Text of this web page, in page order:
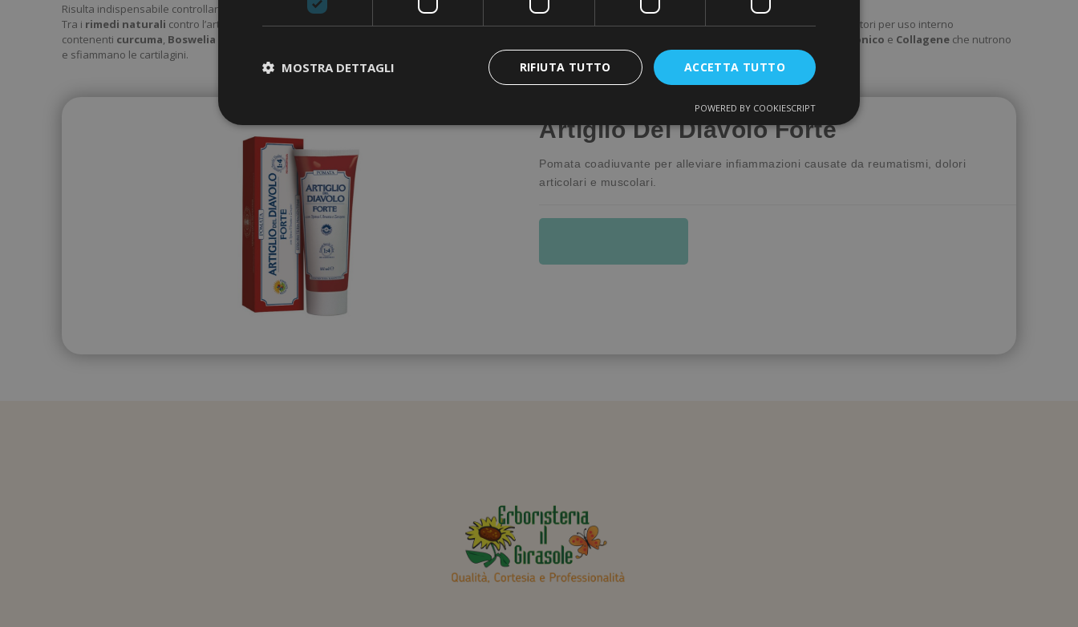
Risulta indispensabile controllare il proprio peso, in quanto i chili in eccesso gravano sulle ossa, aggravando la situazione.
Tra i rimedi naturali contro l’artrite possiamo utilizzarecreme,pomateegela base diarnicaeartiglio del diavoloin grado di aiutare a lenire il dolore e integratori per uso interno
contenenti curcuma, Boswelia Ialuronico e Collagene che nutrono
e sfiammano le cartilagini.
Artiglio Del Diavolo Forte
Pomata coadiuvante per alleviare infiammazioni causate da reumatismi, dolori
articolari e muscolari.
ACCETTA TUTTO
RIFIUTA TUTTO
MOSTRA DETTAGLI
POWERED BY COOKIESCRIPT